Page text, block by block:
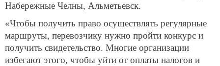
Набережные Челны, Альметьевск.
«Чтобы получить право осуществлять регулярные
маршруты, перевозчику нужно пройти конкурс и
получить свидетельство. Многие организации
избегают этого, чтобы уйти от оплаты налогов и